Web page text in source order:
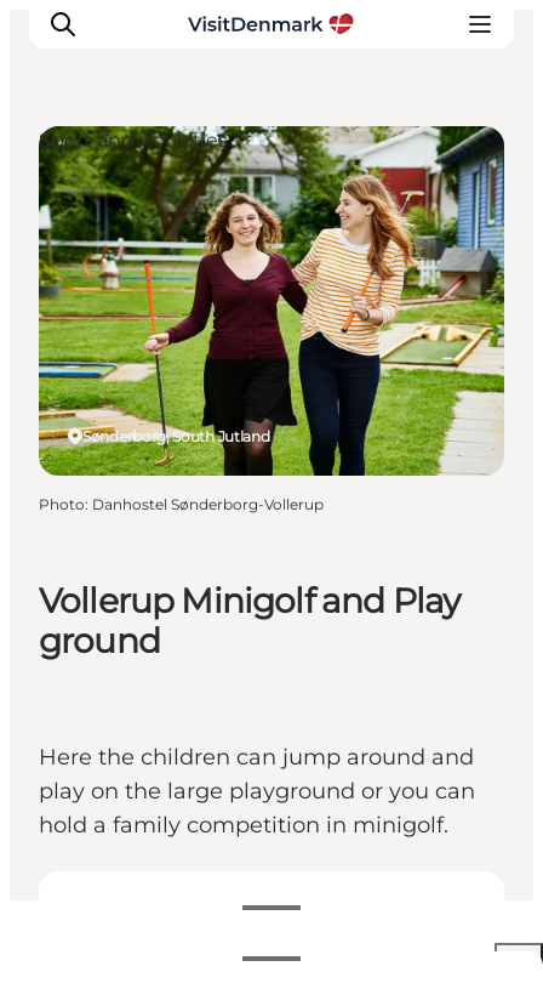
Inspirations
Destinations
Quoi faire
Hébergements
Planifiez votre voyage
Vollerup Minigolf and Play
ground
Here the children can jump around and
play on the large playground or you can
hold a family competition in minigolf.
Voir les horaires d’ouverture
Horaires d’ouverture
Sønderborg, South Jutland
Sport and Activities
Photo: Danhostel Sønderborg-Vollerup